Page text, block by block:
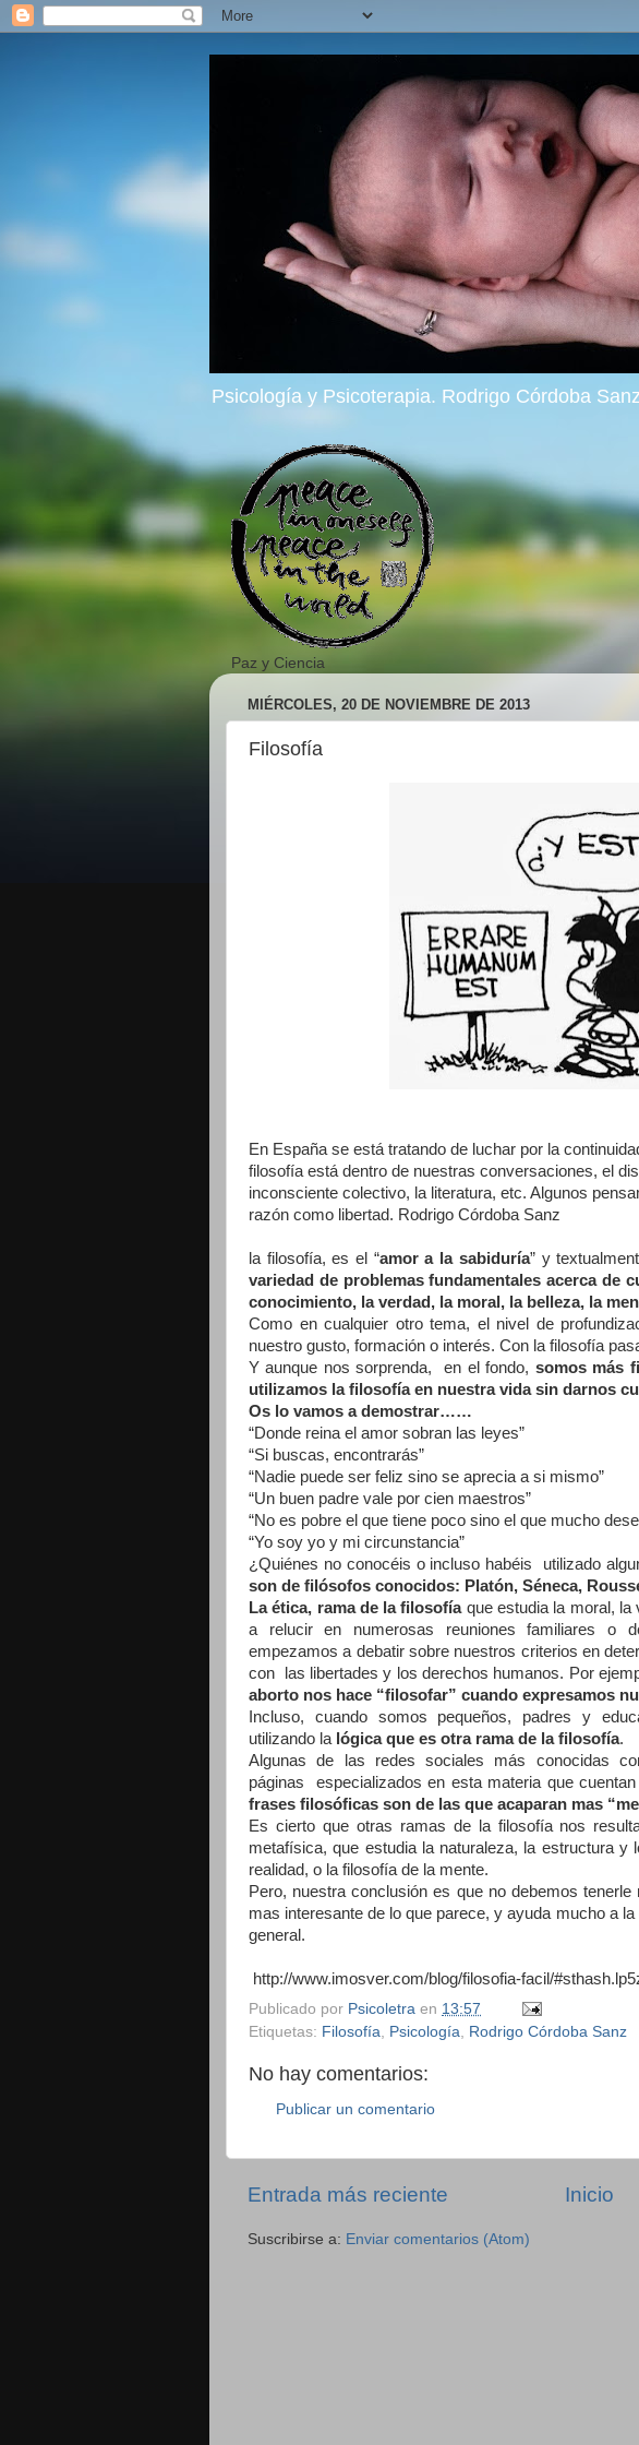
Psicología y Psicoterapia. Rodrigo Córdoba
Paz y Ciencia
MIÉRCOLES, 20 DE NOVIEMBRE DE 2013
Filosofía
En España se está tratando de luchar por la
filosofía está dentro de nuestras conversaciones, el
inconsciente colectivo, la literatura, etc. Algunos
razón como libertad. Rodrigo Córdoba Sanz
la filosofía, es el “amor a la sabiduría” y
variedad de problemas fundamentales acerca de
conocimiento, la verdad, la moral, la belleza, la
Como en cualquier otro tema, el nivel de
nuestro gusto, formación o interés. Con la filosofía
Y aunque nos sorprenda, en el fondo, somos más
utilizamos la filosofía en nuestra vida sin darnos
Os lo vamos a demostrar……
“Donde reina el amor sobran las leyes”
“Si buscas, encontrarás”
“Nadie puede ser feliz sino se aprecia a si mismo”
“Un buen padre vale por cien maestros”
“No es pobre el que tiene poco sino el que mucho
“Yo soy yo y mi circunstancia”
¿Quiénes no conocéis o incluso habéis utilizado
son de filósofos conocidos: Platón, Séneca,
La ética, rama de la filosofíaque estudia la moral, la
a relucir en numerosas reuniones familiares o
empezamos a debatir sobre nuestros criterios en
con las libertades y los derechos humanos. Por
aborto nos hace “filosofar” cuando expresamos
Incluso, cuando somos pequeños, padres y
utilizando la lógica que es otra rama de la filosofía.
Algunas de las redes sociales más conocidas
páginas especializados en esta materia que
frases filosóficas son de las que acaparan mas
Es cierto que otras ramas de la filosofía nos
metafísica, que estudia la naturaleza, la estructura y
realidad, o la filosofía de la mente.
Pero, nuestra conclusión es que no debemos
mas interesante de lo que parece, y ayuda mucho a
general.
http://www.imosver.com/blog/filosofia-facil/
Publicado por Psicoletra en 13:57
Etiquetas: Filosofía Psicología Rodrigo Córdoba Sanz
No hay comentarios:
Publicar un comentario
Entrada más reciente Inicio
Suscribirse a: Enviar comentarios (Atom)